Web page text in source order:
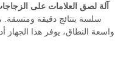
آلة لصق العلامات على الزجاجات
سلسة بنتائج دقيقة ومتسقة.
واسعة النطاق، يوفر هذا الجهاز